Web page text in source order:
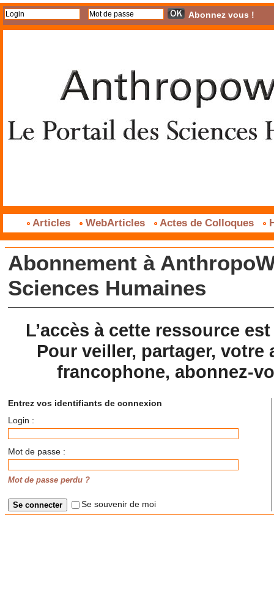
Abonnez vous !
Articles WebArticles Actes de Colloques
Abonnement à
Sciences Humaines
L’accès à cette ressource
Pour veiller, partager,
francophone, abonnez-
Entrez vos identifiants de connexion
Login :
Mot de passe :
Mot de passe perdu ?
Se souvenir de moi